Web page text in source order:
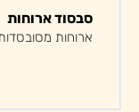
סבסוד ארוחות
ארוחות